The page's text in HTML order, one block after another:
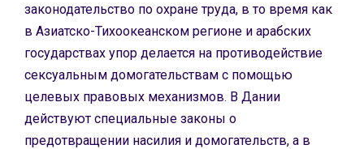
законодательство по охране труда, в то время как
в Азиатско-Тихоокеанском регионе и арабских
государствах упор делается на противодействие
сексуальным домогательствам с помощью
целевых правовых механизмов. В Дании
действуют специальные законы о
предотвращении насилия и домогательств, а в